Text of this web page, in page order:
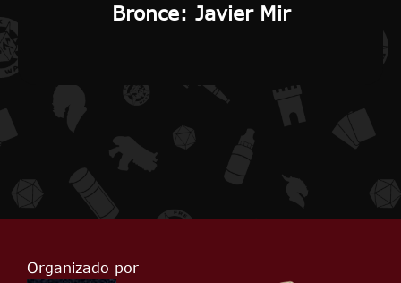
Bronce: Javier Mir
Organizado por